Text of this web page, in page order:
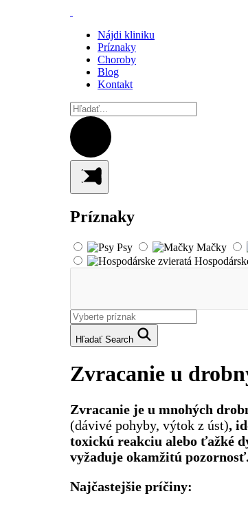
Nájdi kliniku
Príznaky
Choroby
Blog
Kontakt
Príznaky
Psy Mačky
Hľadať Search
Zvracanie u
Zvracanie je u mnohých
(dávivé pohyby, výtok z úst),
toxickú reakciu alebo ťažké
vyžaduje okamžitú pozornosť.
Najčastejšie príčiny: